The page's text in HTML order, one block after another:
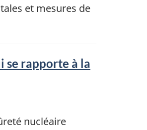
et mesures de
se rapporte à la
nucléaire